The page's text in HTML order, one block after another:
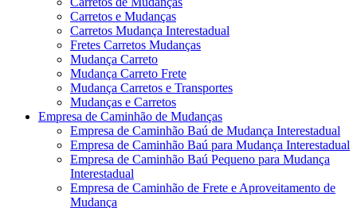
Carretos e Mudanças
Carretos Mudança Interestadual
Fretes Carretos Mudanças
Mudança Carreto
Mudança Carreto Frete
Mudança Carretos e Transportes
Mudanças e Carretos
Empresa de Caminhão de Mudanças
Empresa de Caminhão Baú de Mudança Interestadual
Empresa de Caminhão Baú para Mudança Interestadual
Empresa de Caminhão Baú Pequeno para Mudança
Interestadual
Empresa de Caminhão de Frete e Aproveitamento de
Mudança